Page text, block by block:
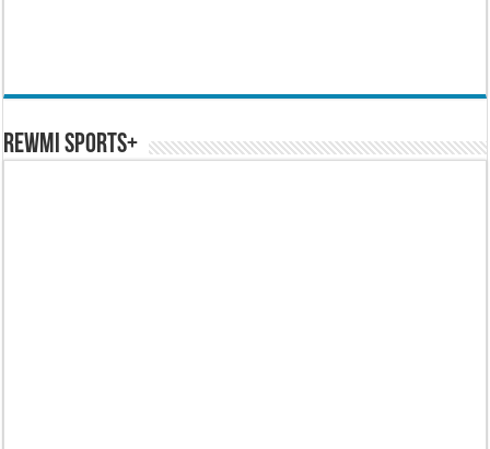
REWMI SPORTS+